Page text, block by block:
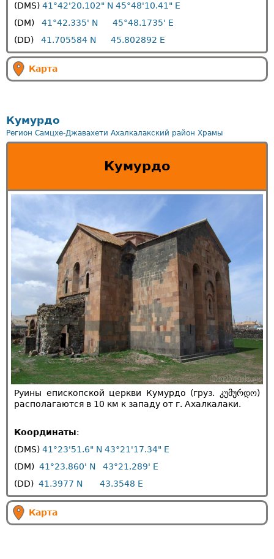
(DMS) 41°42'20.102" N 45°48'10.41" E
(DM) 41°42.335' N 45°48.1735' E
(DD) 41.705584 N 45.802892 E
Карта
Кумурдо
Регион Самцхе-Джавахети Ахалкалакский район Храмы
Кумурдо
Руины епископской церкви Кумурдо (груз. კუმურდო)
располагаются в 10 км к западу от г. Ахалкалаки.
Координаты:
(DMS) 41°23'51.6" N 43°21'17.34" E
(DM) 41°23.860' N 43°21.289' E
(DD) 41.3977 N 43.3548 E
Карта